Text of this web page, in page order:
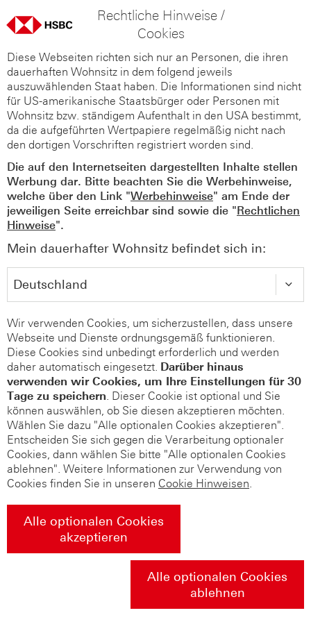
Rechtliche Hinweise /
Cookies
Diese Webseiten richten sich nur an Personen, die ihren
dauerhaften Wohnsitz in dem folgend jeweils
auszuwählenden Staat haben. Die Informationen sind nicht
für US-amerikanische Staatsbürger oder Personen mit
Wohnsitz bzw. ständigem Aufenthalt in den USA bestimmt,
da die aufgeführten Wertpapiere regelmäßig nicht nach
den dortigen Vorschriften registriert worden sind.
Die auf den Internetseiten dargestellten Inhalte stellen
Werbung dar. Bitte beachten Sie die Werbehinweise,
welche über den Link "Werbehinweise" am Ende der
jeweiligen Seite erreichbar sind sowie die "Rechtlichen
Hinweise".
Mein dauerhafter Wohnsitz befindet sich in:
Wir verwenden Cookies, um sicherzustellen, dass unsere
Webseite und Dienste ordnungsgemäß funktionieren.
Diese Cookies sind unbedingt erforderlich und werden
daher automatisch eingesetzt. Darüber hinaus
verwenden wir Cookies, um Ihre Einstellungen für 30
Tage zu speichern. Dieser Cookie ist optional und Sie
können auswählen, ob Sie diesen akzeptieren möchten.
Wählen Sie dazu "Alle optionalen Cookies akzeptieren".
Entscheiden Sie sich gegen die Verarbeitung optionaler
Cookies, dann wählen Sie bitte "Alle optionalen Cookies
ablehnen". Weitere Informationen zur Verwendung von
Cookies finden Sie in unseren Cookie Hinweisen.
Alle optionalen Cookies
akzeptieren
Alle optionalen Cookies
ablehnen